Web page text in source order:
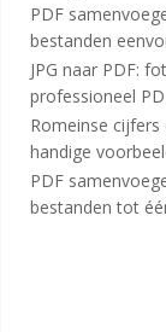
PDF
bestanden
JPG naar PDF:
professioneel
Romeinse
handige
PDF
bestanden tot